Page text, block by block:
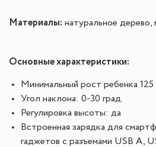
Материалы: натуральное дерево,
Основные характеристики:
Минимальный рост ребенка 125
Угол наклона: 0-30 град.
Регулировка высоты: да
Встроенная зарядка для
гаджетов с разъемами USB A,